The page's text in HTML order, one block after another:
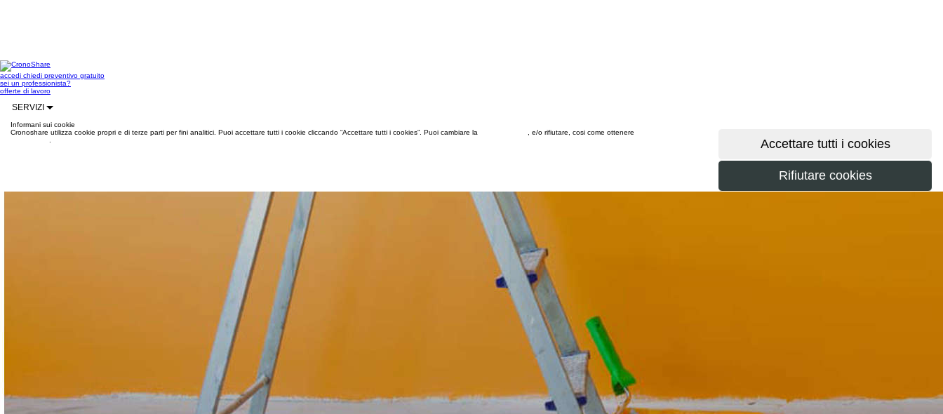
accedi chiedi preventivo gratuito
sei un professionista?
offerte di lavoro
SERVIZI
Informani sui cookie
Cronoshare utilizza cookie propri e di terze parti per fini analitici. Puoi accettare tutti i cookie cliccando “Accettare tutti i cookies”. Puoi cambiare la
, e/o rifiutare, cosi come ottenere